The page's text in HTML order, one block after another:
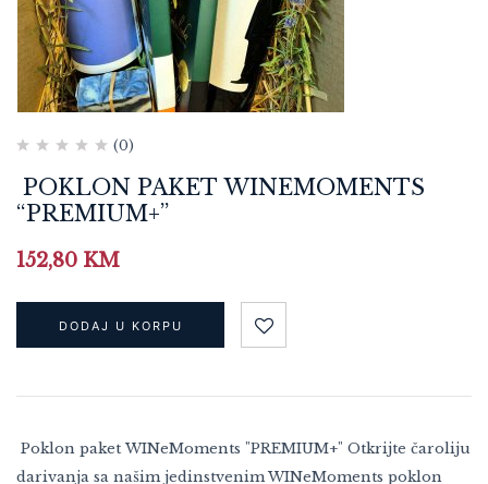
(0)
POKLON PAKET WINEMOMENTS
“PREMIUM+”
152,80 KM
DODAJ U KORPU
Poklon paket WINeMoments "PREMIUM+" Otkrijte čaroliju
darivanja sa našim jedinstvenim WINeMoments poklon